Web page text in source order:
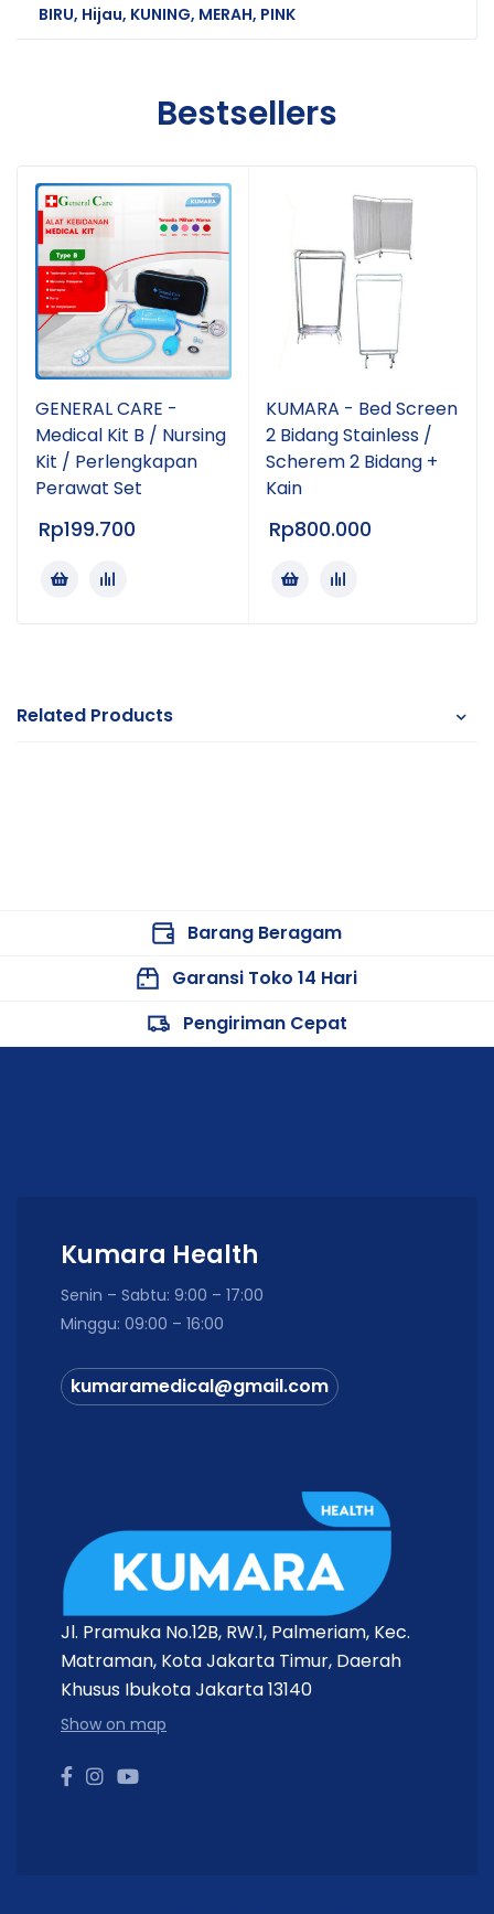
BIRU, Hijau, KUNING, MERAH, PINK
Bestsellers
GENERAL CARE -
Medical Kit B / Nursing
Kit / Perlengkapan
Perawat Set
Rp199.700
KUMARA - Bed Screen
2 Bidang Stainless /
Scherem 2 Bidang +
Kain
Rp800.000
Related Products
Barang Beragam
Garansi Toko 14 Hari
Pengiriman Cepat
Kumara Health
Senin – Sabtu: 9:00 – 17:00
Minggu: 09:00 – 16:00
kumaramedical@gmail.com
Jl. Pramuka No.12B, RW.1, Palmeriam, Kec.
Matraman, Kota Jakarta Timur, Daerah
Khusus Ibukota Jakarta 13140
Show on map